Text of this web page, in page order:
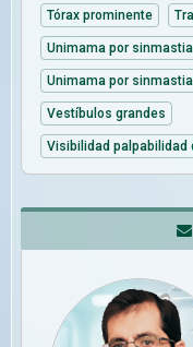
Tórax prominente
Unimama por
Unimama por
Vestíbulos grandes
Visibilidad palpabilidad